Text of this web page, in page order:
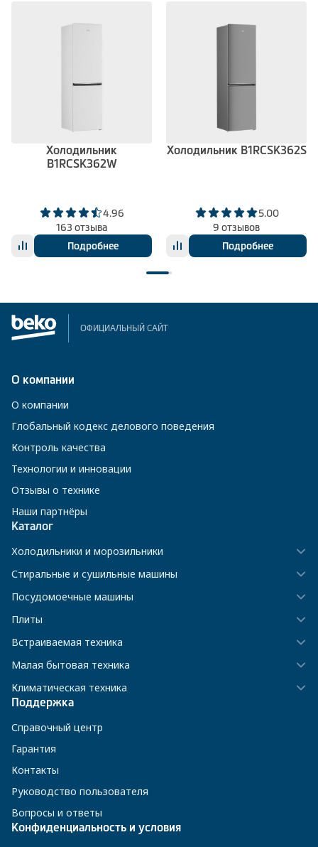
Холодильник
B1RCSK362W
4.96
163 отзыва
Подробнее
Холодильник B1RCSK362S
5.00
9 отзывов
Подробнее
ОФИЦИАЛЬНЫЙ САЙТ
О компании
О компании
Глобальный кодекс делового поведения
Контроль качества
Технологии и инновации
Отзывы о технике
Наши партнёры
Каталог
Холодильники и морозильники
Стиральные и сушильные машины
Посудомоечные машины
Плиты
Встраиваемая техника
Малая бытовая техника
Климатическая техника
Поддержка
Справочный центр
Гарантия
Контакты
Руководство пользователя
Вопросы и ответы
Конфиденциальность и условия